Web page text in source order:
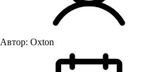
Автор: Oxton